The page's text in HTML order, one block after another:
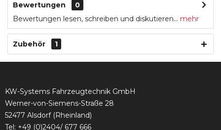
Bewertungen
0
Bewertungen lesen, schreiben und diskutieren... mehr
Zubehör 1
KW-Systems Fahrzeugtechnik GmbH
Werner-von-Siemens-Straße 28
52477 Alsdorf (Rheinland)
Tel: +49 (0)2404/ 677 666